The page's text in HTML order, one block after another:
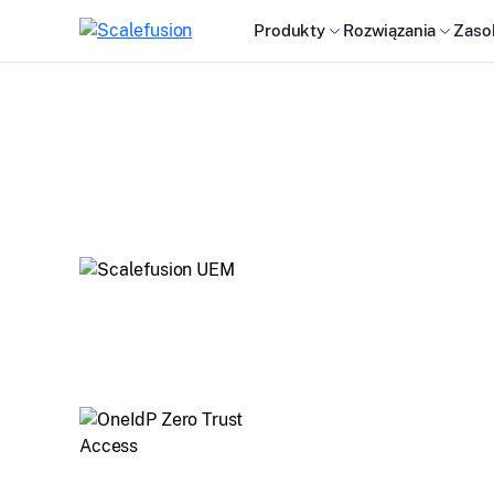
Produkty Rozwiązania
Grant device access based on conditions like